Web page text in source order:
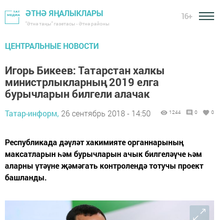
ӘТНӘ ЯҢАЛЫКЛАРЫ
"Әтнә таңы" газетасы - Әтнә районы
16+
ЦЕНТРАЛЬНЫЕ НОВОСТИ
Игорь Бикеев: Татарстан халкы
министрлыкларның 2019 елга
бурычларын билгели алачак
Татар-информ, 26 сентябрь 2018 - 14:50 1244 0 0
Республикада дәүләт хакимияте органнарының
максатларын һәм бурычларын ачык билгеләүче һәм
аларны үтәүне җәмәгать контролендә тотучы проект
башланды.